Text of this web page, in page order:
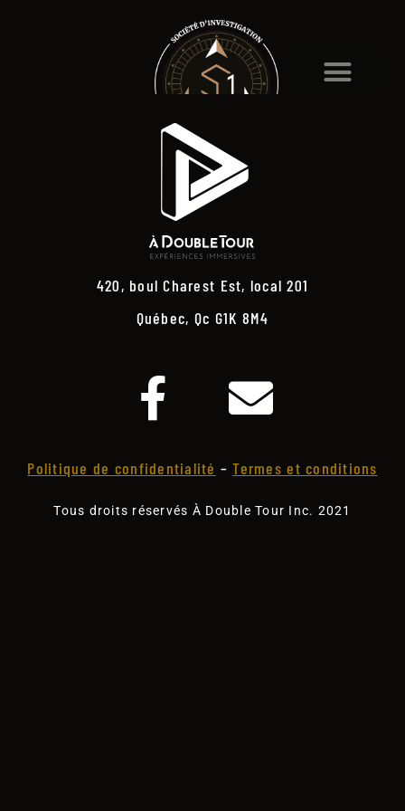
420, boul Charest Est, local 201
Québec, Qc G1K 8M4
Politique de confidentialité –Termes et conditions
Tous droits réservés À Double Tour Inc. 2021